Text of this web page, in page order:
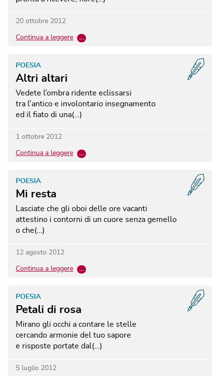
20 ottobre 2012
Continua a leggere …
Altri altari
POESIA
Vedete l’ombra ridente eclissarsi
tra l’antico e involontario insegnamento
ed il fiato di una(…)
1 ottobre 2012
Continua a leggere …
Mi resta
POESIA
Lasciate che gli oboi delle ore vacanti
attestino i contorni di un cuore senza gemello
o che(…)
12 agosto 2012
Continua a leggere …
Petali di rosa
POESIA
Mirano gli occhi a contare le stelle
cercando armonie del tuo sapore
e risposte portate dal(…)
5 luglio 2012